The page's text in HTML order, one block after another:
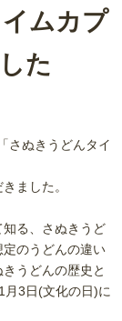
ムカプ
た
さぬきうどんタイ
ました。
知る、さぬきうど
のうどんの違い
うどんの歴史と
月3日(文化の日)に